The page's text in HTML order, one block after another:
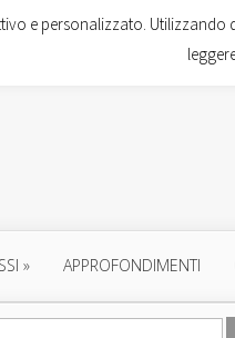
» APPROFONDIMENTI
e personalizzato.